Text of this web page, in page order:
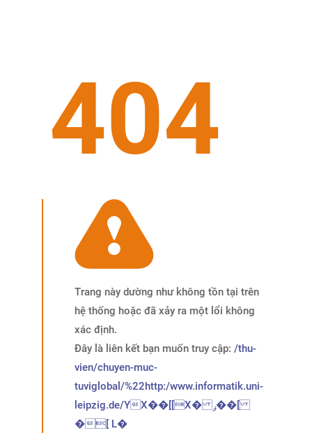
404
Trang này dường như không tồn tại trên
hệ thống hoặc đã xảy ra một lổi không
xác định.
Đây là liên kết bạn muốn truy cập: /thu-
vien/chuyen-muc-
tuviglobal/%22http:/www.informatik.uni-
leipzig.de/YX��[[X� ݛ��[
�[ L�